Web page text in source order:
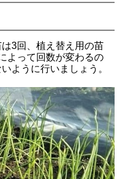
3回、植え替え用の苗
よって回数が変わるの
ように行いましょう。